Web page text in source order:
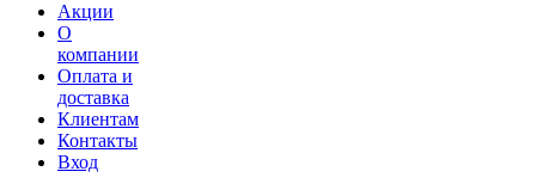
Акции
О
компании
Оплата и
доставка
Клиентам
Контакты
Вход